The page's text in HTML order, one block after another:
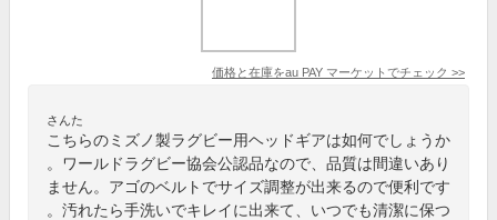
価格と在庫をau PAY マーケット でチェック >>
さんた
こちらのミズノ製ラグビー用ヘッドギアは如何でしょうか
。ワールドラグビー協会公認品なので、品質は間違いあり
ません。アゴのベルトでサイズ調整が出来るので便利です
。汚れたら手洗いでキレイに出来て、いつでも清潔に保つ